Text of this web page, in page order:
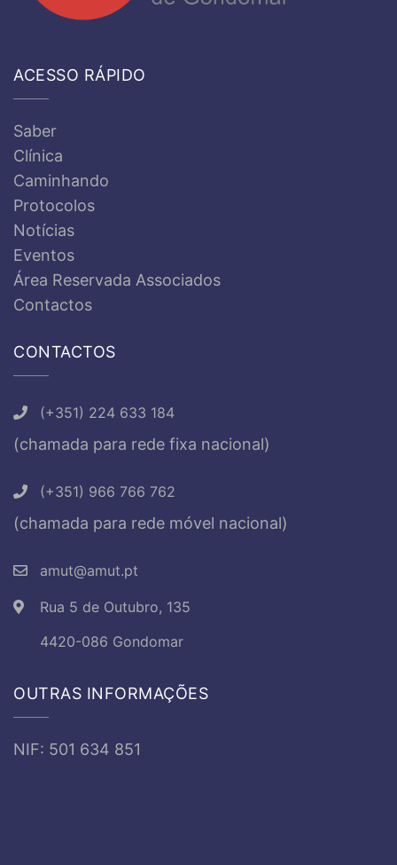
ACESSO RÁPIDO
Saber
Clínica
Caminhando
Protocolos
Notícias
Eventos
Área Reservada Associados
Contactos
CONTACTOS
(+351) 224 633 184
(chamada para rede fixa nacional)
(+351) 966 766 762
(chamada para rede móvel nacional)
amut@amut.pt
Rua 5 de Outubro, 135
4420-086 Gondomar
OUTRAS INFORMAÇÕES
NIF: 501 634 851